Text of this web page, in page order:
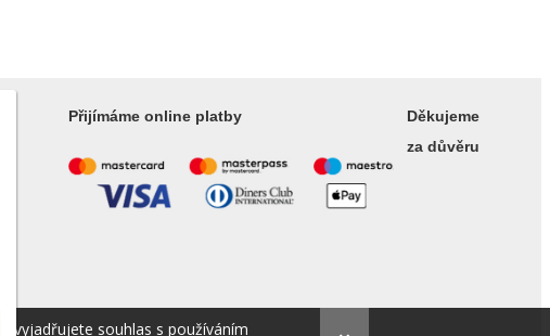
Přijímáme online platby
Děkujeme
za důvěru
vyjadřujete souhlas s používáním